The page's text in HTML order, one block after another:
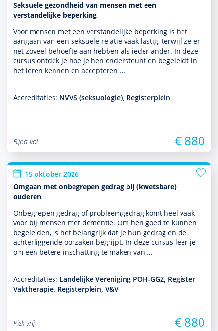
Seksuele gezondheid van mensen met een
verstandelijke beperking
Voor mensen met een ver­stande­lijke beper­king is het
aangaan van een seksuele relatie vaak lastig, terwijl ze er
net zoveel behoefte aan hebben als ieder ander. In deze
cursus ontdek je hoe je hen onder­steunt en bege­leidt in
het leren kennen en accepteren …
Accreditaties: NVVS (seksuologie), Registerplein
Bijna vol € 880
15 oktober 2026
Omgaan met onbegrepen gedrag bij (kwetsbare)
ouderen
Onbegrepen gedrag of probleemgedrag komt heel vaak
voor bij mensen met dementie. Om hen goed te kunnen
bege­leiden, is het belang­rijk dat je hun gedrag en de
achterliggende oorzaken begrijpt. In deze cursus leer je
om een betere inschatting te maken van …
Accreditaties: Landelijke Vereniging POH-GGZ, Register
Vaktherapie, Registerplein, V&V
Plek vrij € 880